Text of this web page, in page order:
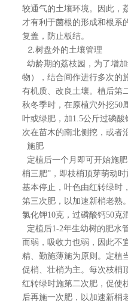
较通气的土壤环境。因此，
才有利于菌根的形成和根系
复盖，防止板结。
⒉树盘外的土壤管理
幼龄期的荔枝园，为了增
物），结合间作进行多次的
有机质、改良土壤。植后第
秋冬季时，在原植穴外挖50
叶或绿肥，加1.5公斤过磷
次在苗木的南北侧挖，或者
施肥
定植后一个月即可开始施
梢三肥”，即枝梢顶芽萌动
基本停止，叶色由红转绿时
第三次肥，以加速新梢老熟
氯化钾10克，过磷酸钙50克
定植后1-2年生幼树的肥水
而弱，吸收力也弱，因此不
精、勤施薄施为原则。定植
促梢、壮梢为主。每次枝梢
红转绿时施第二次肥，促使
后再施一次肥，以加速新梢